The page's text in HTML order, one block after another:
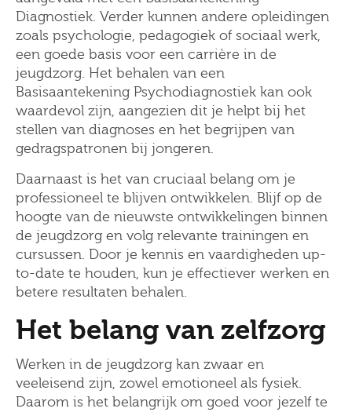
Diagnostiek. Verder kunnen andere opleidingen
zoals psychologie, pedagogiek of sociaal werk,
een goede basis voor een carrière in de
jeugdzorg. Het behalen van een
Basisaantekening Psychodiagnostiek kan ook
waardevol zijn, aangezien dit je helpt bij het
stellen van diagnoses en het begrijpen van
gedragspatronen bij jongeren.
Daarnaast is het van cruciaal belang om je
professioneel te blijven ontwikkelen. Blijf op de
hoogte van de nieuwste ontwikkelingen binnen
de jeugdzorg en volg relevante trainingen en
cursussen. Door je kennis en vaardigheden up-
to-date te houden, kun je effectiever werken en
betere resultaten behalen.
Het belang van zelfzorg
Werken in de jeugdzorg kan zwaar en
veeleisend zijn, zowel emotioneel als fysiek.
Daarom is het belangrijk om goed voor jezelf te